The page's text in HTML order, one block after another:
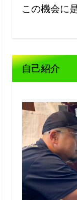
この機会に
自己紹介